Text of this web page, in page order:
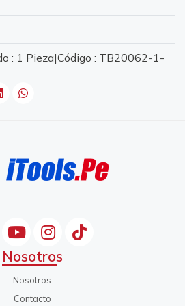
: 1 Pieza|Código : TB20062-1-
Nosotros
Nosotros
Contacto